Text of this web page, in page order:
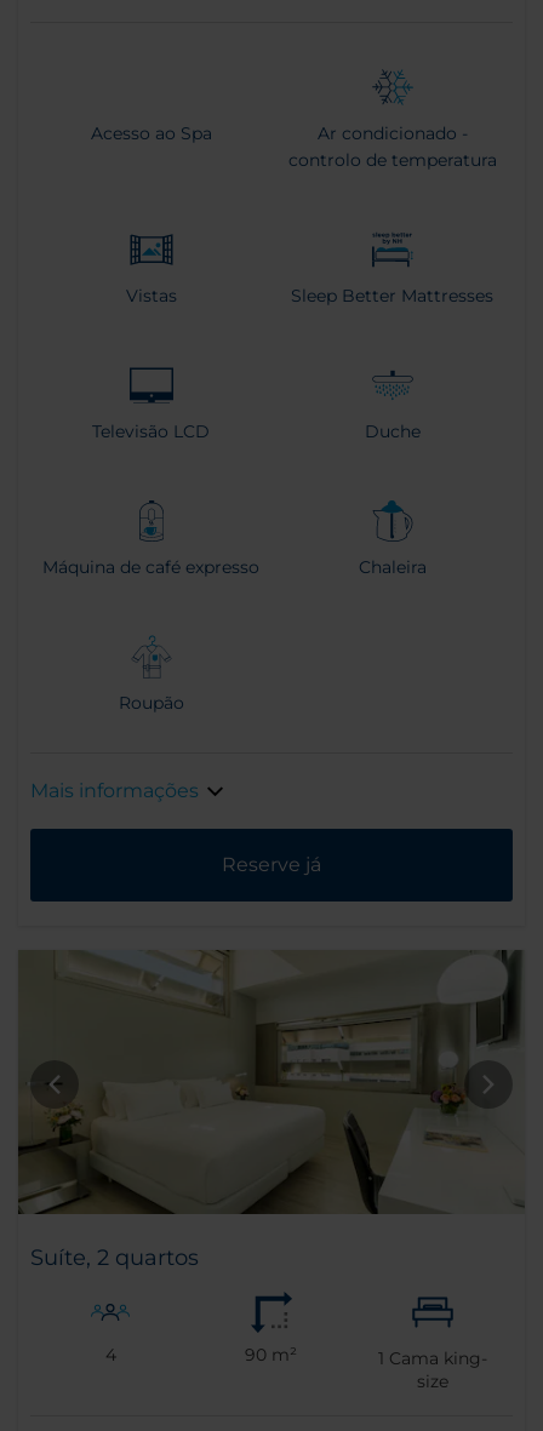
Acesso ao Spa
Ar condicionado -
controlo de temperatura
Vistas Sleep Better Mattresses
Televisão LCD Duche
Máquina de café expresso Chaleira
Roupão
Mais informações
Reserve já
Suíte, 2 quartos
4 90 m² 1 Cama king-
size